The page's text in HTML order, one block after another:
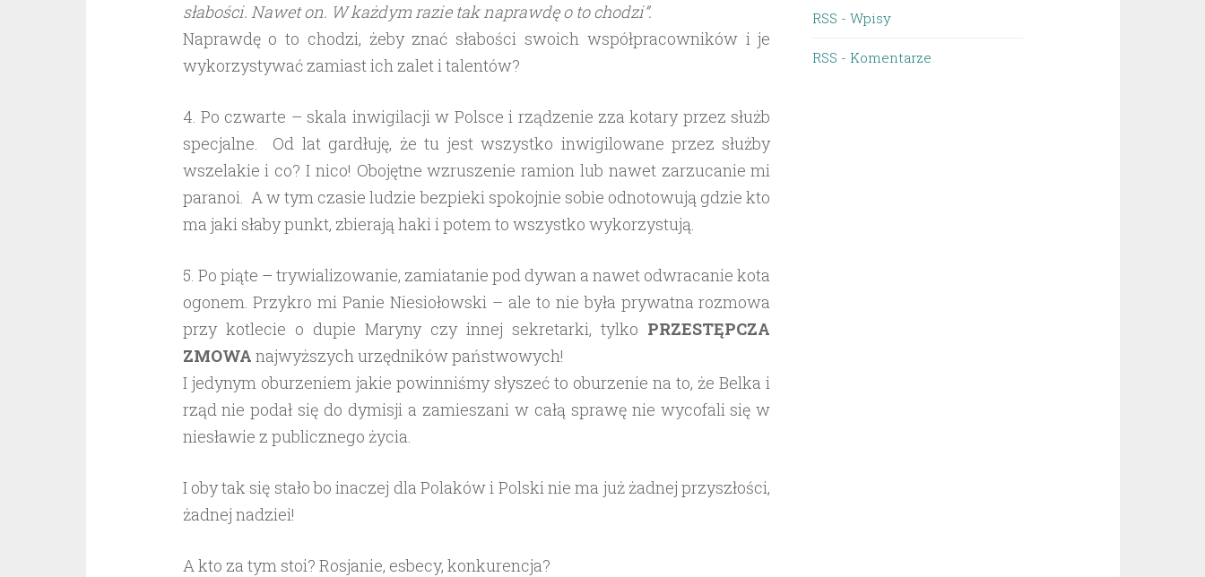
słabości. Nawet on. W każdym razie tak naprawdę o to chodzi”.
Naprawdę o to chodzi, żeby znać słabości swoich współpracowników i je
wykorzystywać zamiast ich zalet i talentów?
4. Po czwarte – skala inwigilacji w Polsce i rządzenie zza kotary przez służb
specjalne. Od lat gardłuję, że tu jest wszystko inwigilowane przez służby
wszelakie i co? I nico! Obojętne wzruszenie ramion lub nawet zarzucanie mi
paranoi. A w tym czasie ludzie bezpieki spokojnie sobie odnotowują gdzie kto
ma jaki słaby punkt, zbierają haki i potem to wszystko wykorzystują.
5. Po piąte – trywializowanie, zamiatanie pod dywan a nawet odwracanie kota
ogonem. Przykro mi Panie Niesiołowski – ale to nie była prywatna rozmowa
przy kotlecie o dupie Maryny czy innej sekretarki, tylko PRZESTĘPCZA
ZMOWA najwyższych urzędników państwowych!
I jedynym oburzeniem jakie powinniśmy słyszeć to oburzenie na to, że Belka i
rząd nie podał się do dymisji a zamieszani w całą sprawę nie wycofali się w
niesławie z publicznego życia.
I oby tak się stało bo inaczej dla Polaków i Polski nie ma już żadnej przyszłości,
żadnej nadziei!
A kto za tym stoi? Rosjanie, esbecy, konkurencja?
RSS - Wpisy
RSS - Komentarze